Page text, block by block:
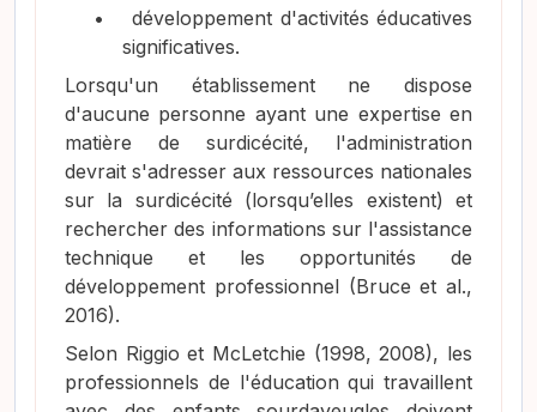
•
développement d'activités éducatives
significatives.
Lorsqu'un établissement ne dispose
d'aucune personne ayant une expertise en
matière de surdicécité, l'administration
devrait s'adresser aux ressources nationales
sur la surdicécité (lorsqu’elles existent) et
rechercher des informations sur l'assistance
technique et les opportunités de
développement professionnel (Bruce et al.,
2016).
Selon Riggio et McLetchie (1998, 2008), les
professionnels de l'éducation qui travaillent